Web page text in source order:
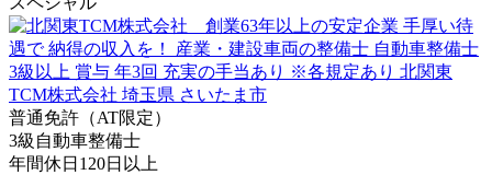
普通免許（AT限定）
3級自動車整備士
年間休日120日以上